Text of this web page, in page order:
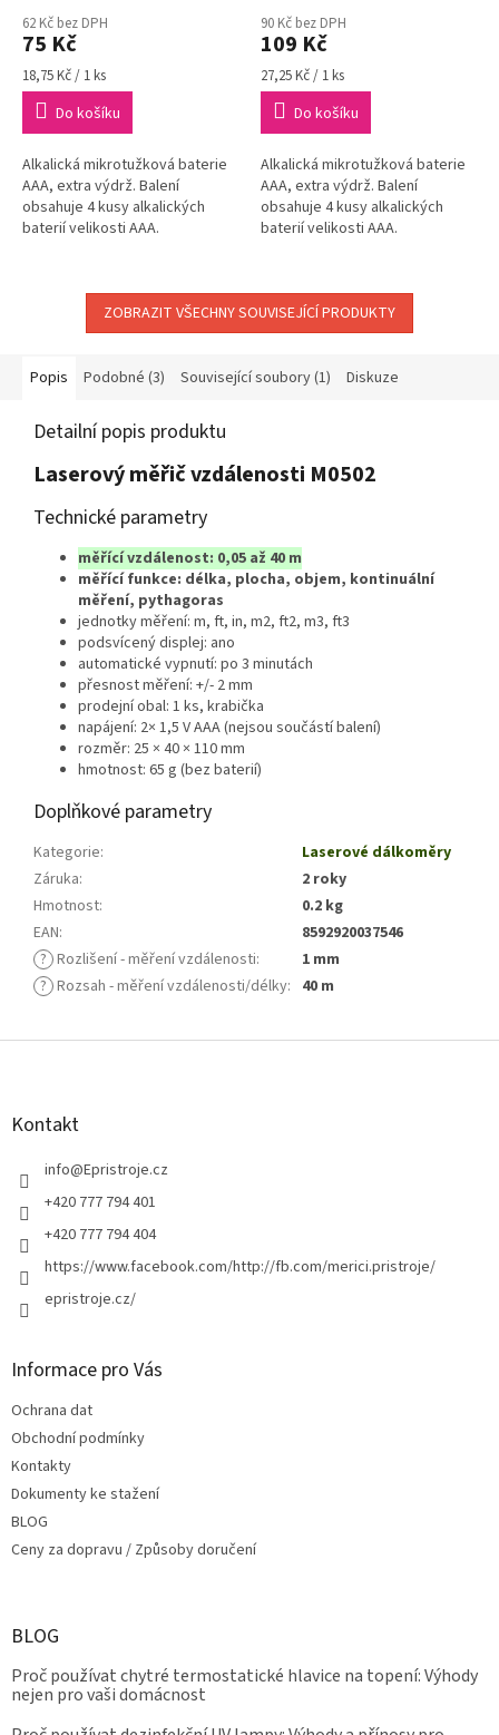
62 Kč bez DPH
75 Kč
Měrná
cena:
18,75 Kč / 1 ks
Do košíku
Alkalická mikrotužková baterie
AAA, extra výdrž. Balení
obsahuje 4 kusy alkalických
baterií velikosti AAA.
90 Kč bez DPH
109 Kč
Měrná
cena:
27,25 Kč / 1 ks
Do košíku
Alkalická mikrotužková baterie
AAA, extra výdrž. Balení
obsahuje 4 kusy alkalických
baterií velikosti AAA.
ZOBRAZIT VŠECHNY SOUVISEJÍCÍ PRODUKTY
Popis Podobné (3) Související soubory (1) Diskuze
Detailní popis produktu
Laserový měřič vzdálenosti M0502
Technické parametry
měřící vzdálenost: 0,05 až 40 m
měřící funkce: délka, plocha, objem, kontinuální
měření, pythagoras
jednotky měření: m, ft, in, m2, ft2, m3, ft3
podsvícený displej: ano
automatické vypnutí: po 3 minutách
přesnost měření: +/- 2 mm
prodejní obal: 1 ks, krabička
napájení: 2× 1,5 V AAA (nejsou součástí balení)
rozměr: 25 × 40 × 110 mm
hmotnost: 65 g (bez baterií)
Doplňkové parametry
Kategorie:
Laserové dálkoměry
Záruka:
2 roky
Hmotnost:
0.2 kg
EAN:
8592920037546
? Rozlišení - měření vzdálenosti:
1 mm
? Rozsah - měření vzdálenosti/délky: 40 m
Z
Kontakt
info@Epristroje.cz
+420 777 794 401
+420 777 794 404
https://www.facebook.com/http://fb.com/merici.pristroje/
epristroje.cz/
Informace pro Vás
Ochrana dat
Obchodní podmínky
Kontakty
Dokumenty ke stažení
BLOG
Ceny za dopravu / Způsoby doručení
BLOG
Proč používat chytré termostatické hlavice na topení: Výhody
nejen pro vaši domácnost